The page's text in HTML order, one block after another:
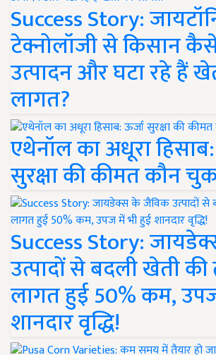
Success Story:
टेक्नोलॉजी से किसान
उत्पादन और घटा रहे हैं
लागत?
एथेनॉल का अधूरा
सुरक्षा की कीमत कौन
Success Story:
उत्पादों से बदली खेती की
लागत हुई 50% कम,
शानदार वृद्धि!